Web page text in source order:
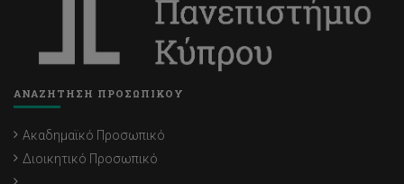
ΑΝΑΖΗΤΗΣΗ ΠΡΟΣΩΠΙΚΟΥ
Ακαδημαϊκό Προσωπικό
Διοικητικό Προσωπικό